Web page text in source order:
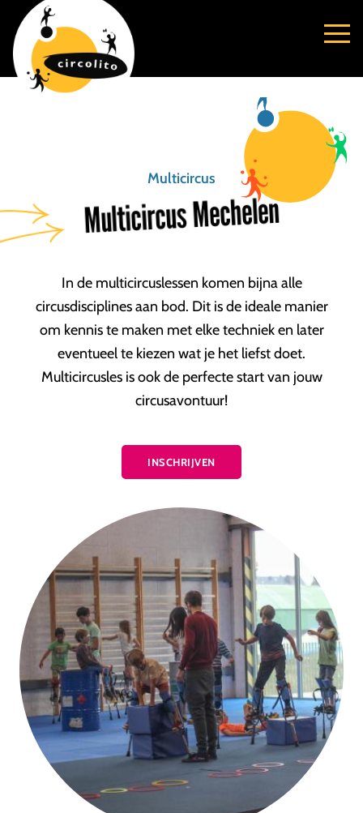
Multicircus
Multicircus Mechelen
In de multicircuslessen komen bijna alle
circusdisciplines aan bod. Dit is de ideale manier
om kennis te maken met elke techniek en later
eventueel te kiezen wat je het liefst doet.
Multicircusles is ook de perfecte start van jouw
circusavontuur!
INSCHRIJVEN